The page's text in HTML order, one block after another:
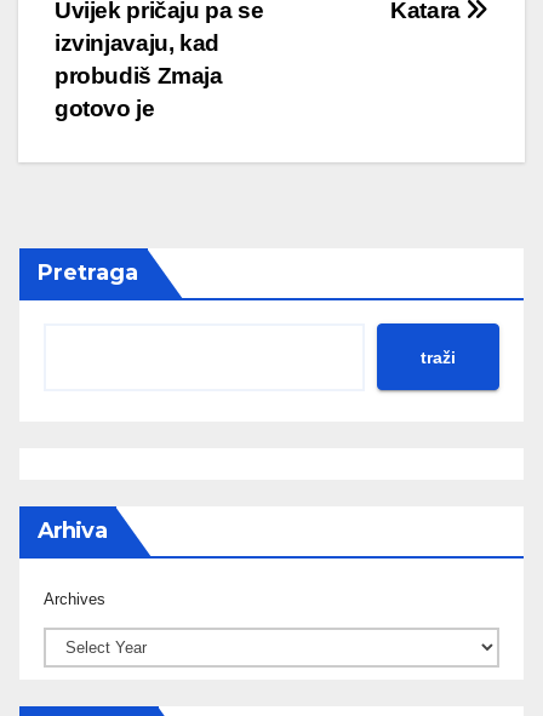
Katara
Uvijek pričaju pa se
izvinjavaju, kad
probudiš Zmaja
gotovo je
Pretraga
traži
Arhiva
Archives